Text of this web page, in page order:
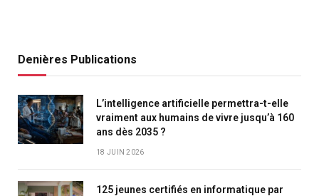
Denières Publications
L’intelligence artificielle permettra-t-elle
vraiment aux humains de vivre jusqu’à 160
ans dès 2035 ?
18 JUIN 2026
125 jeunes certifiés en informatique par